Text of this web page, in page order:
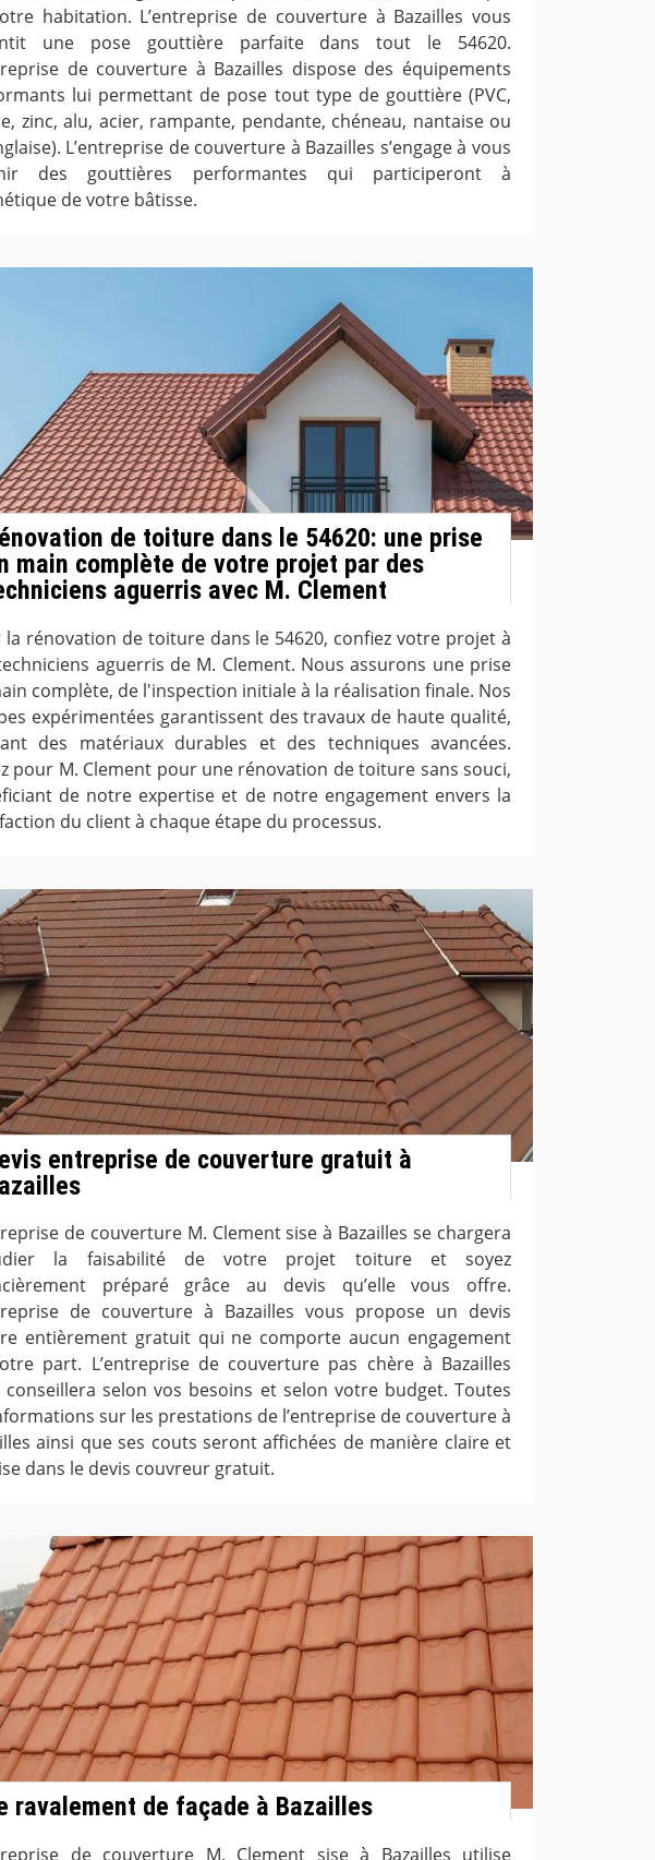
habitation. L’entreprise de couverture à Bazailles vous
une pose gouttière parfaite dans tout le 54620.
de couverture à Bazailles dispose des équipements
lui permettant de pose tout type de gouttière (PVC,
zinc, alu, acier, rampante, pendante, chéneau, nantaise ou
L’entreprise de couverture à Bazailles s’engage à vous
des gouttières performantes qui participeront à
de votre bâtisse.
de toiture dans le 54620: une prise
main complète de votre projet par des
aguerris avec M. Clement
la rénovation de toiture dans le 54620, confiez votre projet à
aguerris de M. Clement. Nous assurons une prise
complète, de l'inspection initiale à la réalisation finale. Nos
expérimentées garantissent des travaux de haute qualité,
des matériaux durables et des techniques avancées.
pour M. Clement pour une rénovation de toiture sans souci,
de notre expertise et de notre engagement envers la
du client à chaque étape du processus.
entreprise de couverture gratuit à
de couverture M. Clement sise à Bazailles se chargera
la faisabilité de votre projet toiture et soyez
préparé grâce au devis qu’elle vous offre.
de couverture à Bazailles vous propose un devis
entièrement gratuit qui ne comporte aucun engagement
part. L’entreprise de couverture pas chère à Bazailles
conseillera selon vos besoins et selon votre budget. Toutes
sur les prestations de l’entreprise de couverture à
ainsi que ses couts seront affichées de manière claire et
dans le devis couvreur gratuit.
ravalement de façade à Bazailles
de couverture M. Clement sise à Bazailles utilise